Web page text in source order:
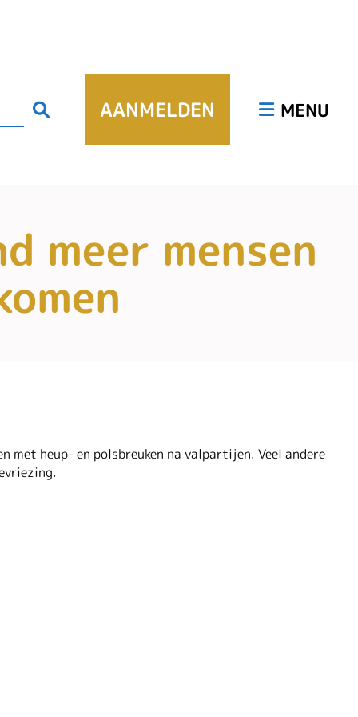
Hoofdmenu
MENU
ZoekenAANMELDEN
meer mensen
met heup- en polsbreuken na valpartijen. Veel andere